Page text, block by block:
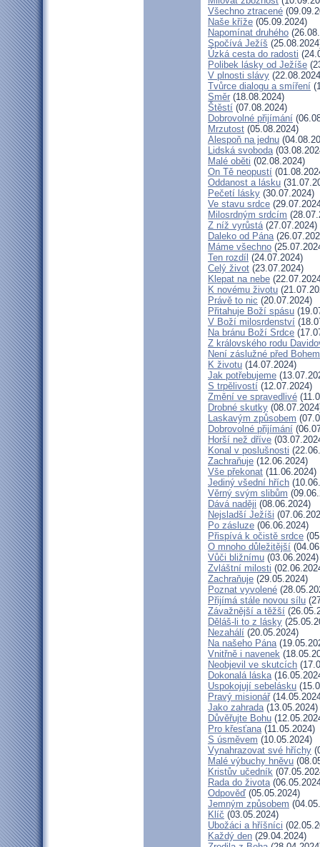
Všechno ztracené
Naše kříže (05.09.2024)
Napomínat druhého
Spočívá Ježíš
Úzká cesta do radosti
Polibek lásky od Ježíše
V plnosti slávy
Tvůrce dialogu a smíření
Směr (18.08.2024)
Štěstí (07.08.2024)
Dobrovolné přijímání
Mrzutost (05.08.2024)
Alespoň na jednu
Lidská svoboda
Malé oběti (02.08.2024)
On Tě neopustí
Oddanost a lásku
Pečetí lásky (30.07.2024)
Ve stavu srdce
Milosrdným srdcím
Z níž vyrůstá(27.07.2024)
Daleko od Pána
Máme všechno
Ten rozdíl (24.07.2024)
Celý život (23.07.2024)
Klepat na nebe
K novému životu
Právě to nic (20.07.2024)
Přitahuje Boží spásu
V Boží milosrdenství
Na bránu Boží Srdce
Z královského rodu
Není záslužné před Bohem
K životu (14.07.2024)
Jak potřebujeme
S trpělivostí (12.07.2024)
Změní ve spravedlivé
Drobné skutky
Laskavým způsobem
Dobrovolné přijímání
Horší než dříve
Konal v poslušnosti
Zachraňuje (12.06.2024)
Vše překonat (11.06.2024)
Jediný všední hřích
Věrný svým slibům
Dává naději (08.06.2024)
Nejsladší Ježíši
Po zásluze (06.06.2024)
Přispívá k očistě srdce
O mnoho důležitější
Vůči bližnímu (03.06.2024)
Zvláštní milosti
Zachraňuje (29.05.2024)
Poznat vyvolené
Přijímá stále novou sílu
Závažnější a těžší
Děláš-li to z lásky
Nezahálí (20.05.2024)
Na našeho Pána
Vnitřně i navenek
Neobjevil ve skutcích
Dokonalá láska
Uspokojují sebelásku
Pravý misionář
Jako zahrada(13.05.2024)
Důvěřujte Bohu
Pro křesťana(11.05.2024)
S úsměvem (10.05.2024)
Vynahrazovat své hříchy
Malé výbuchy hněvu
Kristův učedník
Rada do života
Odpověď (05.05.2024)
Jemným způsobem
Klíč (03.05.2024)
Ubožáci a hříšníci
Každý den (29.04.2024)